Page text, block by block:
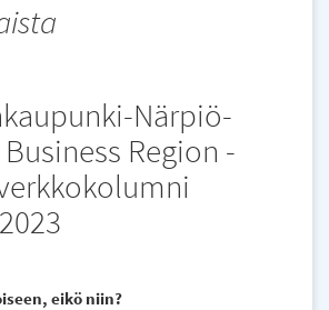
Närpiö-
Region -
eikö niin?